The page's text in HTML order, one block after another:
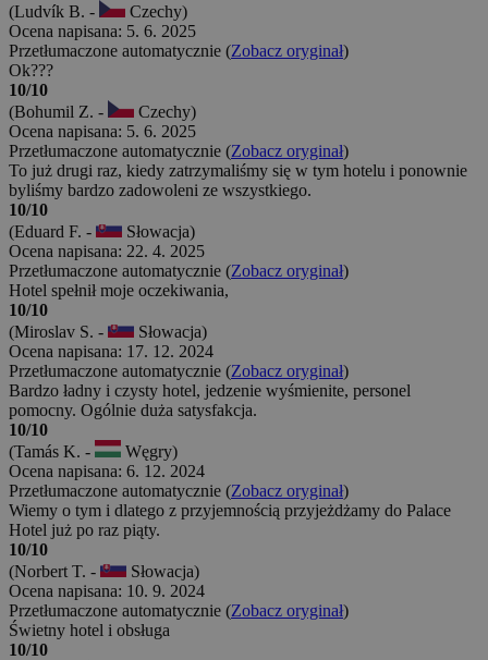
(Ludvík B. -
Czechy)
Ocena napisana: 5. 6. 2025
Przetłumaczone automatycznie (Zobacz oryginał)
Ok???
10/10
(Bohumil Z. -
Czechy)
Ocena napisana: 5. 6. 2025
Przetłumaczone automatycznie (Zobacz oryginał)
To już drugi raz, kiedy zatrzymaliśmy się w tym hotelu i ponownie
byliśmy bardzo zadowoleni ze wszystkiego.
10/10
(Eduard F. -
Słowacja)
Ocena napisana: 22. 4. 2025
Przetłumaczone automatycznie (Zobacz oryginał)
Hotel spełnił moje oczekiwania,
10/10
(Miroslav S. -
Słowacja)
Ocena napisana: 17. 12. 2024
Przetłumaczone automatycznie (Zobacz oryginał)
Bardzo ładny i czysty hotel, jedzenie wyśmienite, personel
pomocny. Ogólnie duża satysfakcja.
10/10
(Tamás K. -
Węgry)
Ocena napisana: 6. 12. 2024
Przetłumaczone automatycznie (Zobacz oryginał)
Wiemy o tym i dlatego z przyjemnością przyjeżdżamy do Palace
Hotel już po raz piąty.
10/10
(Norbert T. -
Słowacja)
Ocena napisana: 10. 9. 2024
Przetłumaczone automatycznie (Zobacz oryginał)
Świetny hotel i obsługa
10/10